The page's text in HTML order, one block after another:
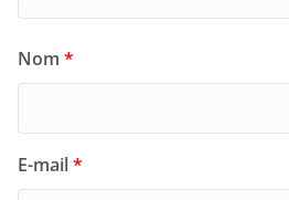
Nom *
E-mail*